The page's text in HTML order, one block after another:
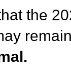
the